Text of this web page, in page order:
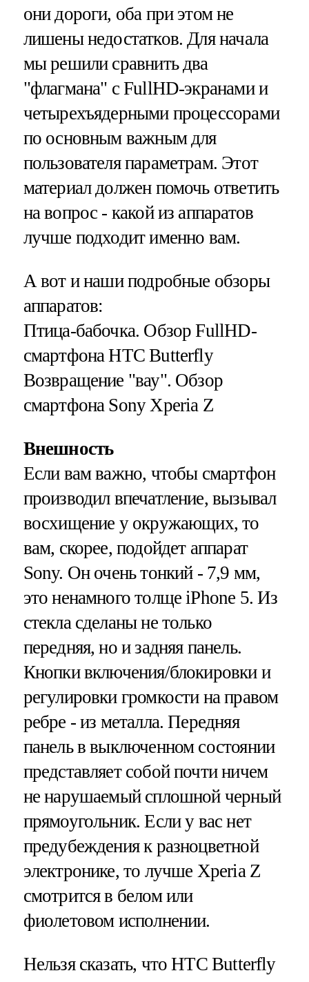
они дороги, оба при этом не
лишены недостатков. Для начала
мы решили сравнить два
"флагмана" с FullHD-экранами и
четырехъядерными процессорами
по основным важным для
пользователя параметрам. Этот
материал должен помочь ответить
на вопрос - какой из аппаратов
лучше подходит именно вам.
А вот и наши подробные обзоры
аппаратов:
Птица-бабочка. Обзор FullHD-
смартфона HTC Butterfly
Возвращение "вау". Обзор
смартфона Sony Xperia Z
Внешность
Если вам важно, чтобы смартфон
производил впечатление, вызывал
восхищение у окружающих, то
вам, скорее, подойдет аппарат
Sony. Он очень тонкий - 7,9 мм,
это ненамного толще iPhone 5. Из
стекла сделаны не только
передняя, но и задняя панель.
Кнопки включения/блокировки и
регулировки громкости на правом
ребре - из металла. Передняя
панель в выключенном состоянии
представляет собой почти ничем
не нарушаемый сплошной черный
прямоугольник. Если у вас нет
предубеждения к разноцветной
электронике, то лучше Xperia Z
смотрится в белом или
фиолетовом исполнении.
Нельзя сказать, что HTC Butterfly